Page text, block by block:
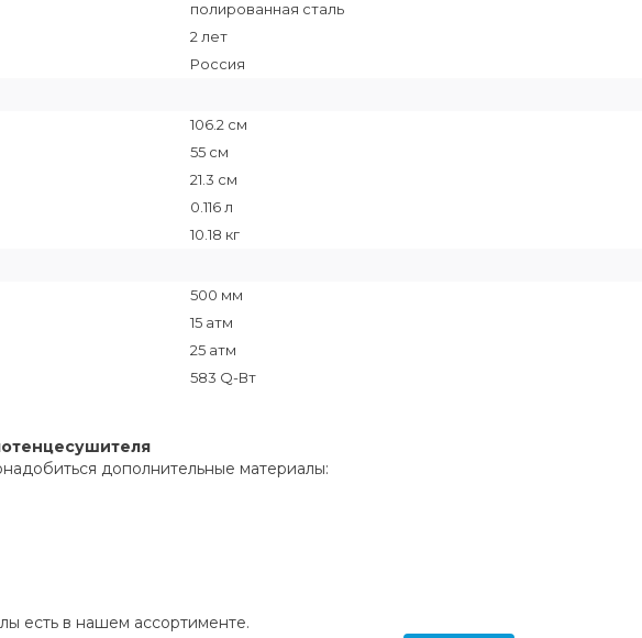
полированная сталь
2 лет
Россия
106.2 см
55 см
21.3 см
0.116 л
10.18 кг
500 мм
15 атм
25 атм
583 Q-Вт
дополнительные материалы:
есть в нашем ассортименте.